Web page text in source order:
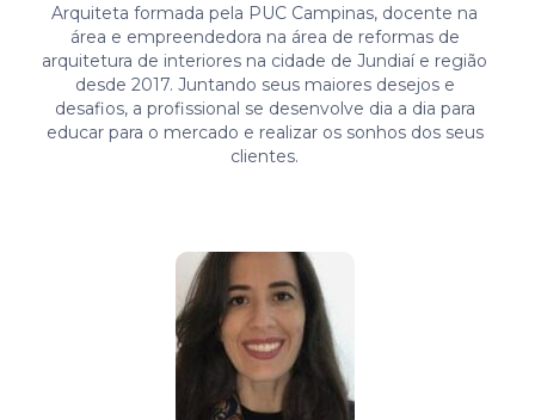
Arquiteta formada pela PUC Campinas, docente na
área e empreendedora na área de reformas de
arquitetura de interiores na cidade de Jundiaí e região
desde 2017. Juntando seus maiores desejos e
desafios, a profissional se desenvolve dia a dia para
educar para o mercado e realizar os sonhos dos seus
clientes.